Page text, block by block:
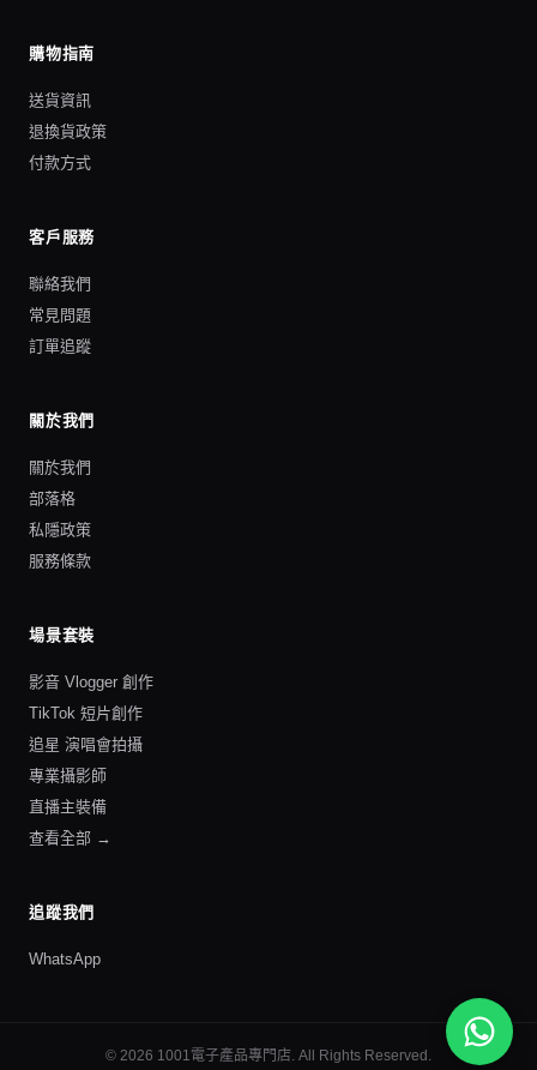
購物指南
送貨資訊
退換貨政策
付款方式
客戶服務
聯絡我們
常見問題
訂單追蹤
關於我們
關於我們
部落格
私隱政策
服務條款
場景套裝
影音 Vlogger 創作
TikTok 短片創作
追星 演唱會拍攝
專業攝影師
直播主裝備
查看全部 →
追蹤我們
WhatsApp
© 2026 1001電子產品專門店. All Rights Reserved.